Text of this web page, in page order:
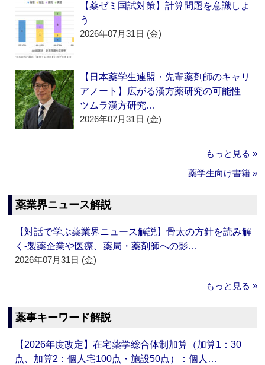
【薬ゼミ国試対策】計算問題を意識しよ
う
2026年07月31日 (金)
【日本薬学生連盟・先輩薬剤師のキャリ
アノート】広がる漢方薬研究の可能性
ツムラ漢方研究…
2026年07月31日 (金)
もっと見る »
薬学生向け書籍 »
薬業界ニュース解説
【対話で学ぶ薬業界ニュース解説】骨太の方針を読み解
く‐製薬企業や医療、薬局・薬剤師への影…
2026年07月31日 (金)
もっと見る »
薬事キーワード解説
【2026年度改定】在宅薬学総合体制加算（加算1：30
点、加算2：個人宅100点・施設50点）：個人…